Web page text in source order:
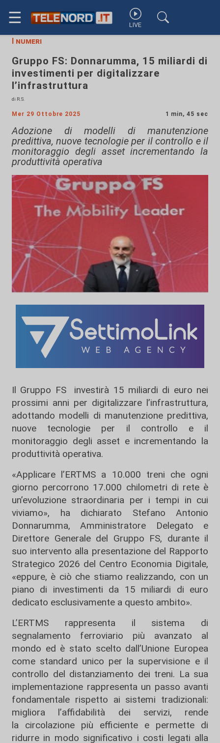
☰ LIVE
I numeri
Gruppo FS: Donnarumma, 15 miliardi di
investimenti per digitalizzare
l’infrastruttura
di R.S.
Mer 29 Ottobre 2025 1 min, 45 sec
Adozione di modelli di manutenzione
predittiva, nuove tecnologie per il controllo e il
monitoraggio degli asset incrementando la
produttività operativa
Il Gruppo FS investirà 15 miliardi di euro nei
prossimi anni per digitalizzare l’infrastruttura,
adottando modelli di manutenzione predittiva,
nuove tecnologie per il controllo e il
monitoraggio degli asset e incrementando la
produttività operativa.
«Applicare l’ERTMS a 10.000 treni che ogni
giorno percorrono 17.000 chilometri di rete è
un’evoluzione straordinaria per i tempi in cui
viviamo», ha dichiarato Stefano Antonio
Donnarumma, Amministratore Delegato e
Direttore Generale del Gruppo FS, durante il
suo intervento alla presentazione del Rapporto
Strategico 2026 del Centro Economia Digitale,
«eppure, è ciò che stiamo realizzando, con un
piano di investimenti da 15 miliardi di euro
dedicato esclusivamente a questo ambito».
L’ERTMS rappresenta il sistema di
segnalamento ferroviario più avanzato al
mondo ed è stato scelto dall’Unione Europea
come standard unico per la supervisione e il
controllo del distanziamento dei treni. La sua
implementazione rappresenta un passo avanti
fondamentale rispetto ai sistemi tradizionali:
migliora l’affidabilità dei servizi, rende
la circolazione più efficiente e permette di
ridurre in modo significativo i costi legati alla